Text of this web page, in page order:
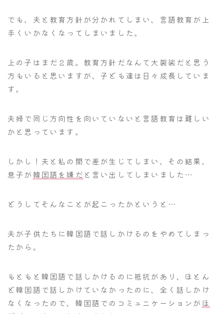
でも、夫と教育方針が分かれてしまい、言語教育が上
手くいかなくなってしまいました。
上の子はまだ２歳。教育方針だなんて大袈裟だと思う
方もいると思いますが、子ども達は日々成長していま
す。
夫婦で同じ方向性を向いていないと言語教育は難しい
かと思っています。
しかし！夫と私の間で差が生じてしまい、その結果、
息子が韓国語を嫌だ と言い出してしまいました…
どうしてそんなことが起こったかというと…
夫が子供たちに韓国語で話しかけるのをやめてしまっ
たから。
もともと韓国語で話しかけるのに抵抗があり、ほとん
ど韓国語で話しかけていなかったのに、全く話しかけ
なくなったので、韓国語でのコミュニケーションが ほ